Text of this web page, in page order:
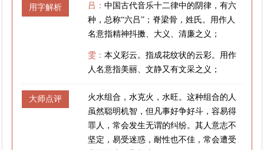
用字解析 吕：中国古代音乐十二律中的阴律，有六
种，总称“六吕”；脊梁骨，姓氏。用作人
名意指精神抖擞、大义、清廉之义；
雯：本义彩云。指成花纹状的云彩。用作
人名意指美丽、文静又有文采之义；
大师点评
火水组合，水克火，水旺。这种组合的人
虽然聪明机智，但凡事好争好斗，容易得
罪人，常会发生无谓的纠纷。其人意志不
坚定，易受迷惑，耐性也不佳，常会遭受